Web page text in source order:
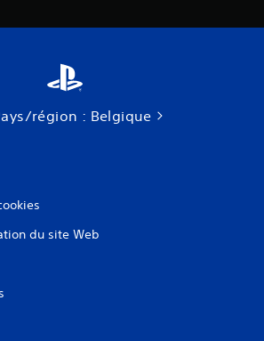
région : Belgique
du site Web